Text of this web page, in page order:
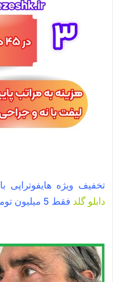
تخفیف ویژه هایفوتراپی
دابلو گلد فقط 5 میلیون تومان